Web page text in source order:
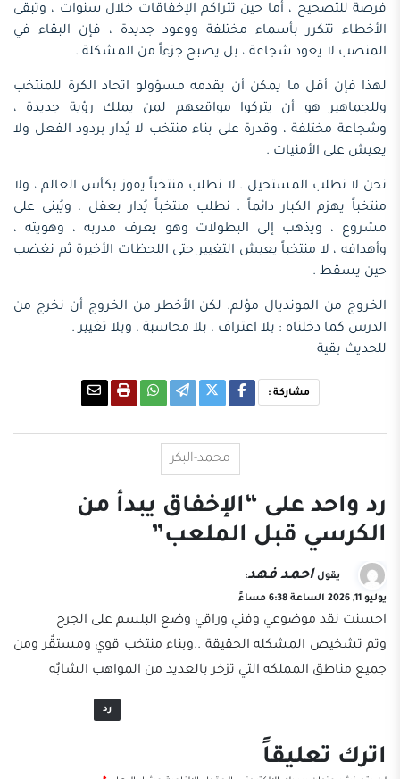
فرصة للتصحيح ، أما حين تتراكم الإخفاقات خلال سنوات ، وتبقى
الأخطاء تتكرر بأسماء مختلفة ووعود جديدة ، فإن البقاء في
المنصب لا يعود شجاعة ، بل يصبح جزءاً من المشكلة .
لهذا فإن أقل ما يمكن أن يقدمه مسؤولو اتحاد الكرة للمنتخب
وللجماهير هو أن يتركوا مواقعهم لمن يملك رؤية جديدة ،
وشجاعة مختلفة ، وقدرة على بناء منتخب لا يُدار بردود الفعل ولا
يعيش على الأمنيات .
نحن لا نطلب المستحيل . لا نطلب منتخباً يفوز بكأس العالم ، ولا
منتخباً يهزم الكبار دائماً . نطلب منتخباً يُدار بعقل ، ويُبنى على
مشروع ، ويذهب إلى البطولات وهو يعرف مدربه ، وهويته ،
وأهدافه ، لا منتخباً يعيش التغيير حتى اللحظات الأخيرة ثم نغضب
حين يسقط .
الخروج من المونديال مؤلم. لكن الأخطر من الخروج أن نخرج من
الدرس كما دخلناه : بلا اعتراف ، بلا محاسبة ، وبلا تغيير .
للحديث بقية
مشاركة :
محمد-البكر
رد واحد على “الإخفاق يبدأ من
الكرسي قبل الملعب”
يقول احمد فهد:
يوليو 11, 2026 الساعة 6:38 مساءً
احسنت نقد موضوعي وفني وراقي وضع البلسم على الجرح
وتم تشخيص المشكله الحقيقة ..وبناء منتخب قوي ومستقٌر ومن
جميع مناطق المملكه التي تزخر بالعديد من المواهب الشابٌه
رد
اترك تعليقاً